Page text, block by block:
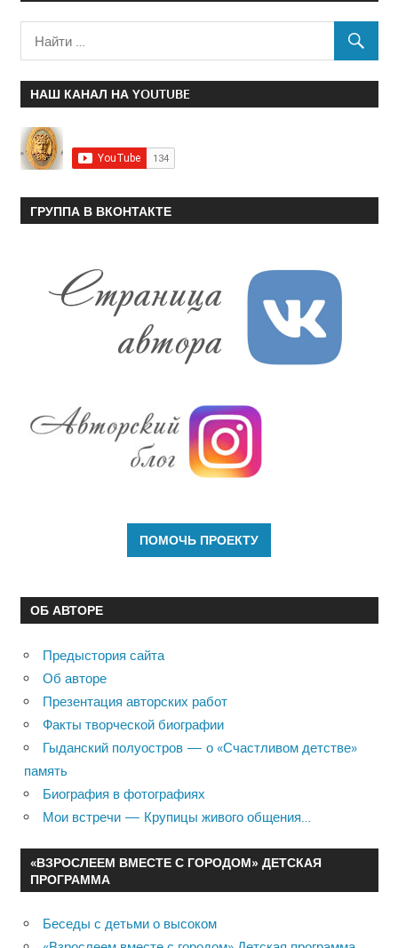
НАШ КАНАЛ НА YOUTUBE
ГРУППА В ВКОНТАКТЕ
ОБ АВТОРЕ
Предыстория сайта
Об авторе
Презентация авторских работ
Факты творческой биографии
Гыданский полуостров — о «Счастливом детстве»
память
Биография в фотографиях
Мои встречи — Крупицы живого общения…
«ВЗРОСЛЕЕМ ВМЕСТЕ С ГОРОДОМ» ДЕТСКАЯ
ПРОГРАММА
Беседы с детьми о высоком